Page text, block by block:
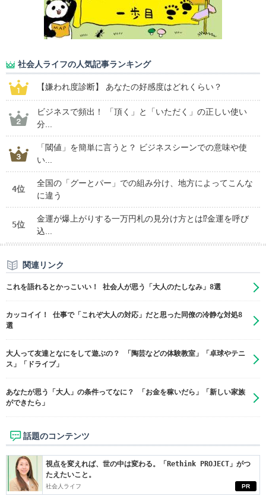
社会人ライフの人気記事ランキング
【嫌われ度診断】 あなたの好感度はどれくらい？
ビジネスで頻出！ 「頂く」と「いただく」の正しい使い
分...
「閾値」を簡単に言うと？ ビジネスシーンでの意味や使
い...
4位
全国の「グーとパー」での組み分け、地方によってこんな
に違う
5位
金運が爆上がりする一万円札の見分け方とは⁉金運を呼び
込...
関連リンク
これを語れるとかっこいい！ 社会人が思う「大人のたしなみ」8選
カッコイイ！ 仕事で「これぞ大人の対応」だと思った同僚の冷静な対処8
選
大人って友達となにをして遊ぶの？ 「陶芸などの体験教室」「卓球やテニ
ス」「ドライブ」
あなたが思う「大人」の条件ってなに？ 「お金を稼いだら」「新しい家族
ができたら」
話題のコンテンツ
PR
視点を変えれば、世の中は変わる。「Rethink PROJECT」がつ
たえたいこと。
社会人ライフ